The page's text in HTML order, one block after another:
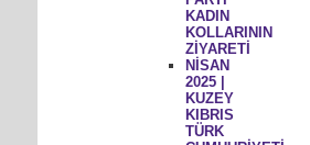
KADIN
KOLLARININ
ZİYARETİ
NİSAN
2025 |
KUZEY
KIBRIS
TÜRK